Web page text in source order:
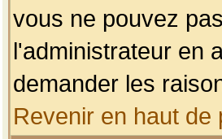
vous ne pouvez
l'administrateur en
demander les
Revenir en haut de